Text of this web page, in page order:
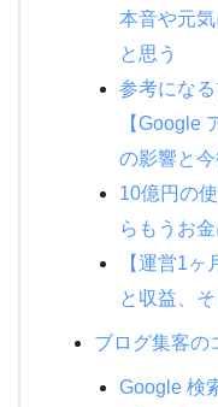
本音や元
と思う
参考にな
【Google
の影響と今
10億円の
らもうお
【運営1
と収益、
ブログ集客の
Google 検